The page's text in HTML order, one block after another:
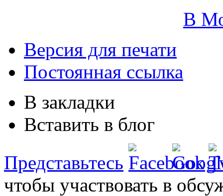
В
Версия для печати
Постоянная ссылка
В закладки
Вставить в блог
Представьтесь
чтобы участвовать в